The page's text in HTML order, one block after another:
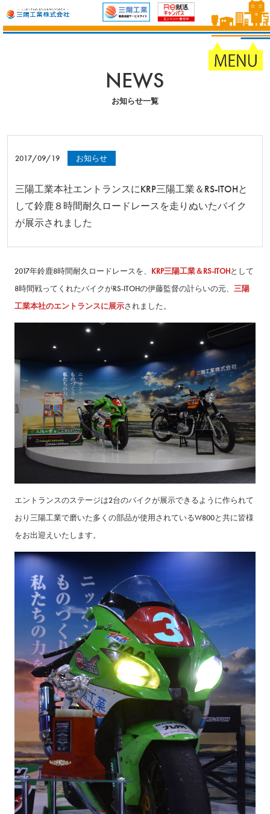
NEWS
お知らせ一覧
三陽工業本社エントランスにKRP三陽工業＆RS-ITOHと
して鈴鹿８時間耐久ロードレースを走りぬいたバイク
が展示されました
2017/09/19 お知らせ
2017年鈴鹿8時間耐久ロードレースを、 KRP三陽工業＆RS-ITOHとして
8時間戦ってくれたバイクがRS-ITOHの伊藤監督の計らいの元、 三陽
工業本社のエントランスに展示されました。
エントランスのステージは2台のバイクが展示できるように作られて
おり三陽工業で磨いた多くの部品が使用されているW800と共に皆様
をお出迎えいたします。